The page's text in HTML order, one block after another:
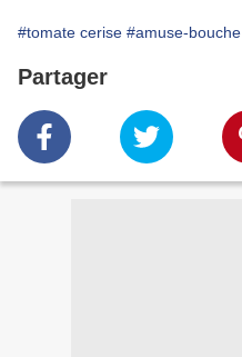
#tomate cerise #amuse-bouche
Partager